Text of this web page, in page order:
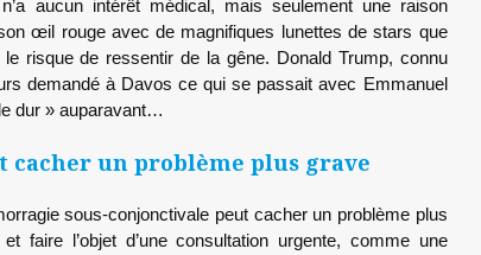
aucun intérêt médical, mais seulement une raison
œil rouge avec de magnifiques lunettes de stars que
risque de ressentir de la gêne. Donald Trump, connu
demandé à Davos ce qui se passait avec Emmanuel
dur » auparavant…
un problème plus grave
sous-conjonctivale peut cacher un problème plus
faire l’objet d’une consultation urgente, comme une